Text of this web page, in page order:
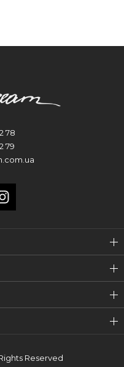
78
79
Reserved